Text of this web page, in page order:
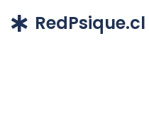
RedPsique.cl